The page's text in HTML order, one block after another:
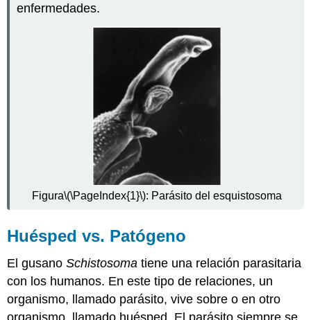
vs.
Reportaje:
humana
noticias
más
Atribuciones
enfermedades.
Figura\(\PageIndex{1}\): Parásito del esquistosoma
Huésped vs. Patógeno
El gusanoSchistosoma tiene una relación parasitaria
con los humanos. En este tipo de relaciones, un
organismo, llamado parásito, vive sobre o en otro